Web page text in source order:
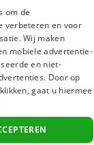
ENGLISH
om de
verbeteren en voor
Wij maken
mobiele advertentie-
en niet-
Door op
gaat u hiermee